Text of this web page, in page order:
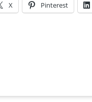
X Pinterest